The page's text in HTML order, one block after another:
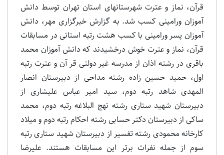
قرآن، نماز و عترت شهرستانهای استان تهران توسط دانش
آموزان ورامینی کسب شد. به گزارش خبرگزاری مهر، دانش
آموزان پسر ورامینی با کسب هشت رتبه استانی در مسابقات
قرآن، نماز و عترت خوش درخشیدند که دانش آموزان محمد
باقری در رشته اذان از مدرسه غیر دولتی قر آن و عترت رتبه
اول، حمید حسین زاده رشته مداحی از دبیرستان انصار
المهدی شاهد رتبه دوم، سید امیر عباس علیشاری از
دبیرستان شهید ستاری رشته نهج البلاغه رتبه دوم، محمد
ساکی از دبیرستان دکتر حسابی رشته احکام رتبه دوم و میلاد
کارخانه محمودی رشته تفسیر از دبیرستان شهید ستاری رتبه
سوم از جمله نفرات برتر این مسابقات هستند. علیرضا